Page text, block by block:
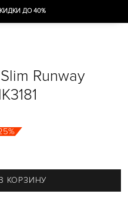
ДО 40%
Runway
КОРЗИНУ